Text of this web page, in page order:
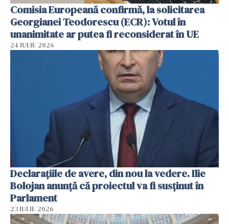
Comisia Europeană confirmă, la solicitarea
Georgianei Teodorescu (ECR): Votul în
unanimitate ar putea fi reconsiderat în UE
24 IULIE 2026
Declarațiile de avere, din nou la vedere. Ilie
Bolojan anunță că proiectul va fi susținut în
Parlament
23 IULIE 2026